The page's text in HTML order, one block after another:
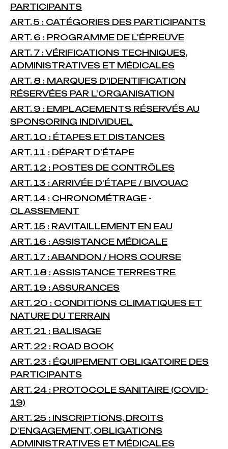
PARTICIPANTS
ART. 5 : CATÉGORIES DES PARTICIPANTS
ART. 6 : PROGRAMME DE L'ÉPREUVE
ART. 7 : VÉRIFICATIONS TECHNIQUES,
ADMINISTRATIVES ET MÉDICALES
ART. 8 : MARQUES D'IDENTIFICATION
RÉSERVÉES PAR L'ORGANISATION
ART. 9 : EMPLACEMENTS RÉSERVÉS AU
SPONSORING INDIVIDUEL
ART. 10 : ÉTAPES ET DISTANCES
ART. 11 : DÉPART D'ÉTAPE
ART. 12 : POSTES DE CONTRÔLES
ART. 13 : ARRIVÉE D'ÉTAPE / BIVOUAC
ART. 14 : CHRONOMÉTRAGE -
CLASSEMENT
ART. 15 : RAVITAILLEMENT EN EAU
ART. 16 : ASSISTANCE MÉDICALE
ART. 17 : ABANDON / HORS COURSE
ART. 18 : ASSISTANCE TERRESTRE
ART. 19 : ASSURANCES
ART. 20 : CONDITIONS CLIMATIQUES ET
NATURE DU TERRAIN
ART. 21 : BALISAGE
ART. 22 : ROAD BOOK
ART. 23 : ÉQUIPEMENT OBLIGATOIRE DES
PARTICIPANTS
ART. 24 : PROTOCOLE SANITAIRE (COVID-
19)
ART. 25 : INSCRIPTIONS, DROITS
D'ENGAGEMENT, OBLIGATIONS
ADMINISTRATIVES ET MÉDICALES